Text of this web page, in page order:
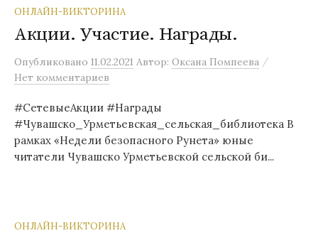
ОНЛАЙН-ВИКТОРИНА
Акции. Участие. Награды.
Опубликовано 11.02.2021 Автор: Оксана Помпеева /
Нет комментариев
#СетевыеАкции #Награды
#Чувашско_Урметьевская_сельская_библиотека В
рамках «Недели безопасного Рунета» юные
читатели Чувашско Урметьевской сельской би...
ОНЛАЙН-ВИКТОРИНА